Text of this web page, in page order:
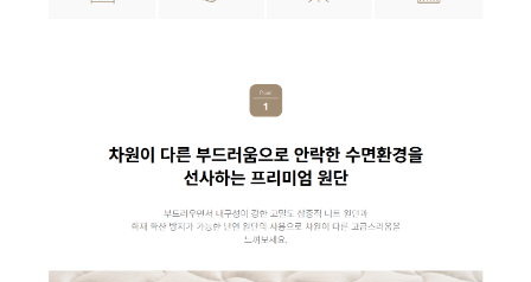
AP-11H5560 | 29
AV-06H3050 | 31,900